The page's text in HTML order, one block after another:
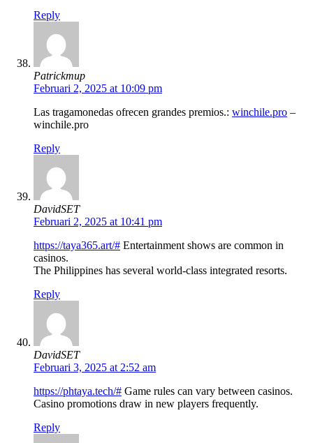
Reply
Patrickmup
Februari 2, 2025 at 10:09 pm
Las tragamonedas ofrecen grandes premios.: winchile.pro –
winchile.pro
Reply
DavidSET
Februari 2, 2025 at 10:41 pm
https://taya365.art/# Entertainment shows are common in
casinos.
The Philippines has several world-class integrated resorts.
Reply
DavidSET
Februari 3, 2025 at 2:52 am
https://phtaya.tech/# Game rules can vary between casinos.
Casino promotions draw in new players frequently.
Reply